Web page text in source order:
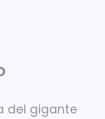
del gigante